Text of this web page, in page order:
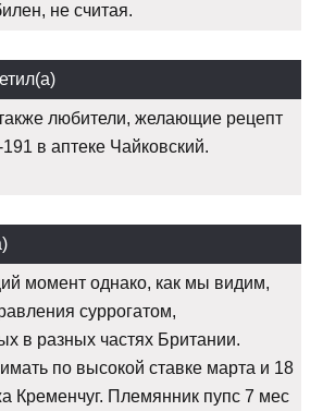
не считая.
любители, желающие рецепт
в аптеке Чайковский.
момент однако, как мы видим,
суррогатом,
в разных частях Британии.
по высокой ставке марта и 18
Кременчуг. Племянник пупс 7 мес